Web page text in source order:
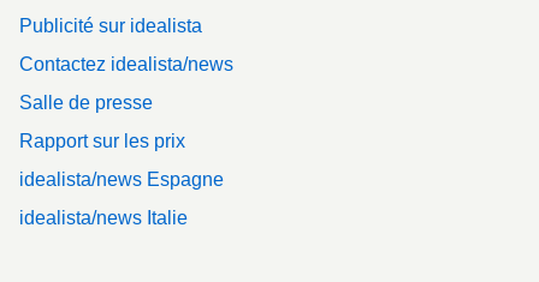
Publicité sur idealista
Contactez idealista/news
Salle de presse
Rapport sur les prix
idealista/news Espagne
idealista/news Italie